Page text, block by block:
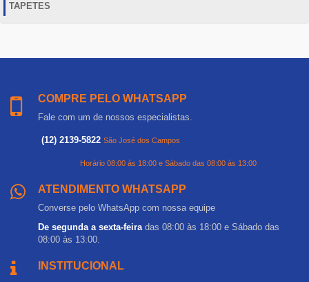
TAPETES
COMPRE PELO WHATSAPP
Fale com um de nossos especialistas.
(12) 2139-5822 São José dos Campos
Horário 08:00 às 18:00 e Sábado das 08:00 às 13:00
ATENDIMENTO WHATSAPP
Converse pelo WhatsApp com nossa equipe
De segunda a sexta-feiradas 08:00 às 18:00 e Sábado das
08:00 às 13:00.
INSTITUCIONAL